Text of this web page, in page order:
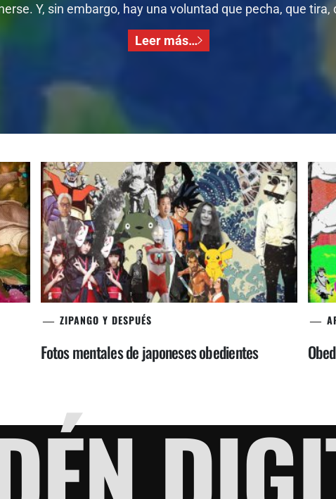
Y, sin embargo, hay una voluntad que pecha, que tira,
Leer más…
ZIPANGO Y DESPUÉS
Fotos mentales de japoneses obedientes